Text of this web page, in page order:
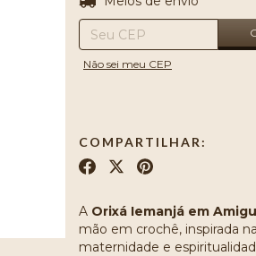
Não sei meu CEP
COMPARTILHAR:
A Orixá Iemanjá em
mão em crochê, inspirada
maternidade e